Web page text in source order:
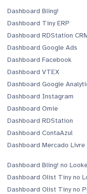
Dashboard Bling!
Dashboard Tiny ERP
Dashboard RDStation
Dashboard Google Ads
Dashboard Facebook
Dashboard VTEX
Dashboard Google
Dashboard Instagram
Dashboard Omie
Dashboard RDStation
Dashboard ContaAzul
Dashboard Mercado Livre
Dashboard Bling! no
Dashboard Olist Tiny no
Dashboard Olist Tiny no